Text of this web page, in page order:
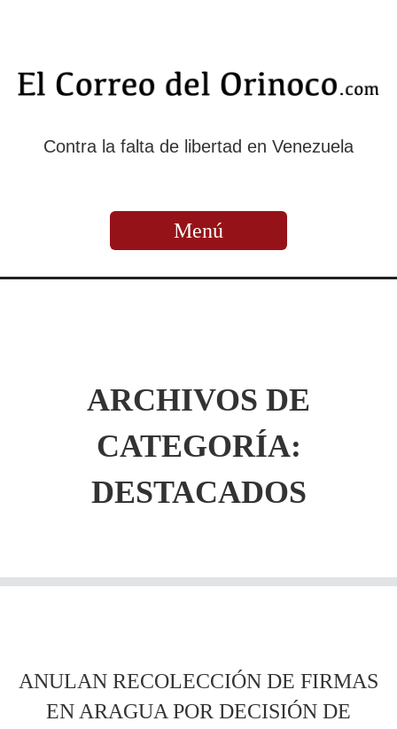
Contra la falta de libertad en Venezuela
Menú
ARCHIVOS DE
CATEGORÍA:
DESTACADOS
ANULAN RECOLECCIÓN DE FIRMAS
EN ARAGUA POR DECISIÓN DE